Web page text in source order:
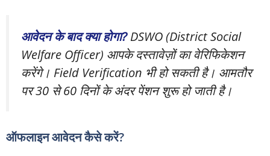
आवेदन के बाद क्या होगा?DSWO (District Social
Welfare Officer) आपके दस्तावेज़ों का वेरिफिकेशन
करेंगे। Field Verification भी हो सकती है। आमतौर
पर 30 से 60 दिनों के अंदर पेंशन शुरू हो जाती है।
ऑफलाइन आवेदन कैसे करें?